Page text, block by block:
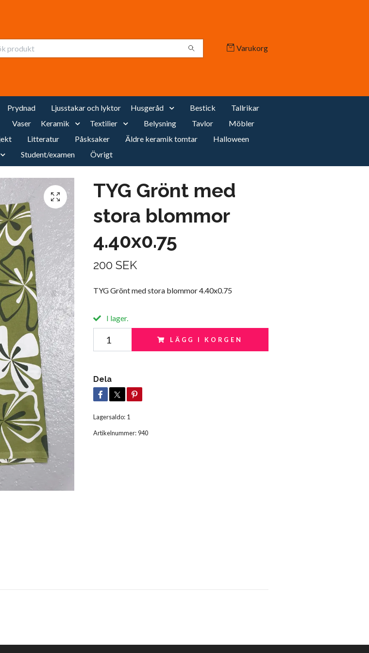
Varukorg
Prydnad Ljusstakar och lyktor Husgeråd Bestick
Tallrikar
Vaser Keramik Textilier Belysning Tavlor
Möbler
Litteratur Påsksaker Äldre keramik tomtar
Halloween
Student/examen Övrigt
TYG Grönt med
stora blommor
4.40x0.75
200 SEK
TYG Grönt med stora blommor 4.40x0.75
I lager.
LÄGG I KORGEN
Dela
Lagersaldo: 1
Artikelnummer:940